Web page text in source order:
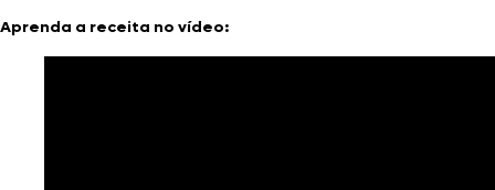
Aprenda a receita no vídeo: